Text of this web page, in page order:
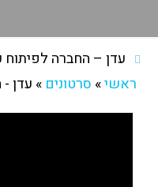
עדן – החברה לפיתוח
ראשי» סרטונים » עדן